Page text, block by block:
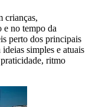
crianças,
e no tempo da
perto dos principais
simples e atuais
ritmo